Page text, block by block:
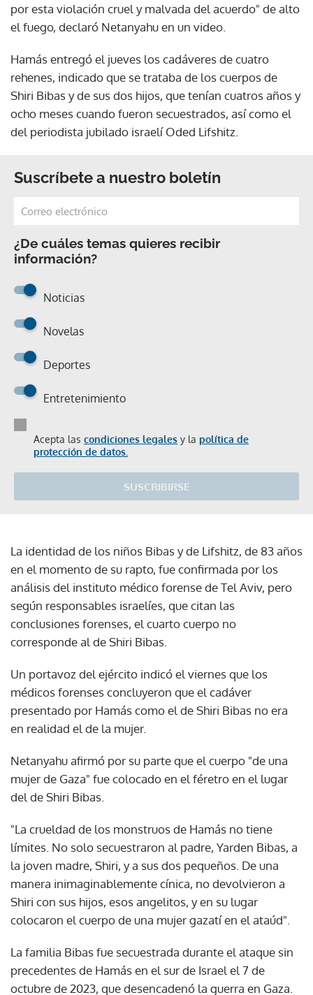
por esta violación cruel y malvada del acuerdo" de alto
el fuego, declaró Netanyahu en un video.
Hamás entregó el jueves los cadáveres de cuatro
rehenes, indicado que se trataba de los cuerpos de
Shiri Bibas y de sus dos hijos, que tenían cuatros años y
ocho meses cuando fueron secuestrados, así como el
del periodista jubilado israelí Oded Lifshitz.
Suscríbete a nuestro boletín
¿De cuáles temas quieres recibir
información?
Noticias
Novelas
Deportes
Entretenimiento
Acepta las condiciones legales y la política de
protección de datos.
SUSCRIBIRSE
La identidad de los niños Bibas y de Lifshitz, de 83 años
en el momento de su rapto, fue confirmada por los
análisis del instituto médico forense de Tel Aviv, pero
según responsables israelíes, que citan las
conclusiones forenses, el cuarto cuerpo no
corresponde al de Shiri Bibas.
Un portavoz del ejército indicó el viernes que los
médicos forenses concluyeron que el cadáver
presentado por Hamás como el de Shiri Bibas no era
en realidad el de la mujer.
Netanyahu afirmó por su parte que el cuerpo "de una
mujer de Gaza" fue colocado en el féretro en el lugar
del de Shiri Bibas.
"La crueldad de los monstruos de Hamás no tiene
límites. No solo secuestraron al padre, Yarden Bibas, a
la joven madre, Shiri, y a sus dos pequeños. De una
manera inimaginablemente cínica, no devolvieron a
Shiri con sus hijos, esos angelitos, y en su lugar
colocaron el cuerpo de una mujer gazatí en el ataúd".
La familia Bibas fue secuestrada durante el ataque sin
precedentes de Hamás en el sur de Israel el 7 de
octubre de 2023, que desencadenó la guerra en Gaza.